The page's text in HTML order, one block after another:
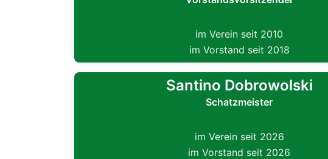
im Verein seit 2010
im Vorstand seit 2018
Santino Dobrowolski
Schatzmeister
im Verein seit 2026
im Vorstand seit 2026